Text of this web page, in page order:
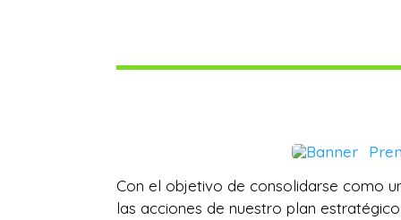
Con el objetivo de consolidarse como
las acciones de nuestro plan